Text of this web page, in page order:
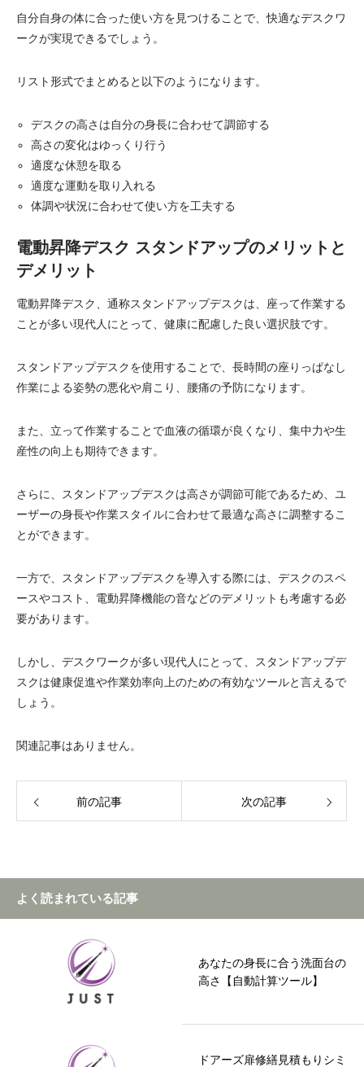
自分自身の体に合った使い方を見つけることで、快適なデスクワ
ークが実現できるでしょう。
リスト形式でまとめると以下のようになります。
デスクの高さは自分の身長に合わせて調節する
高さの変化はゆっくり行う
適度な休憩を取る
適度な運動を取り入れる
体調や状況に合わせて使い方を工夫する
電動昇降デスク スタンドアップのメリットと
デメリット
電動昇降デスク、通称スタンドアップデスクは、座って作業する
ことが多い現代人にとって、健康に配慮した良い選択肢です。
スタンドアップデスクを使用することで、長時間の座りっぱなし
作業による姿勢の悪化や肩こり、腰痛の予防になります。
また、立って作業することで血液の循環が良くなり、集中力や生
産性の向上も期待できます。
さらに、スタンドアップデスクは高さが調節可能であるため、ユ
ーザーの身長や作業スタイルに合わせて最適な高さに調整するこ
とができます。
一方で、スタンドアップデスクを導入する際には、デスクのスペ
ースやコスト、電動昇降機能の音などのデメリットも考慮する必
要があります。
しかし、デスクワークが多い現代人にとって、スタンドアップデ
スクは健康促進や作業効率向上のための有効なツールと言えるで
しょう。
関連記事はありません。
前の記事 次の記事
よく読まれている記事
あなたの身長に合う洗面台の
高さ【自動計算ツール】
ドアーズ扉修繕見積もりシミ